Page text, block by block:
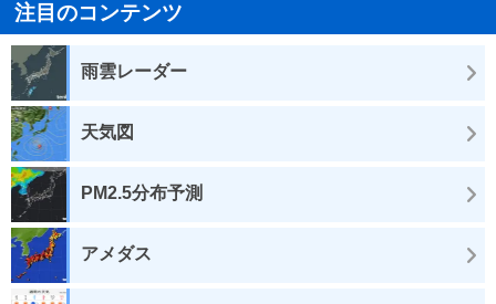
注目のコンテンツ
雨雲レーダー
天気図
PM2.5分布予測
アメダス